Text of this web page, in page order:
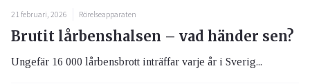
21 februari, 2026 Rörelseapparaten
Brutit lårbenshalsen – vad händer sen?
Ungefär 16 000 lårbensbrott inträffar varje år i Sverig...